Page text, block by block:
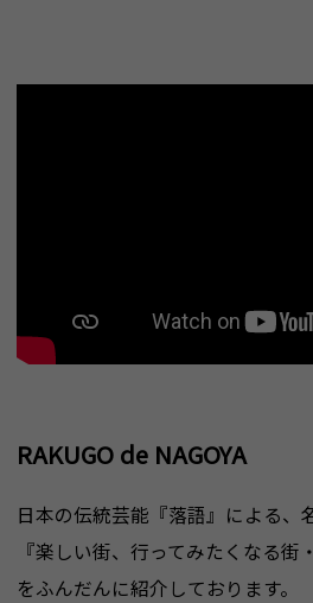
RAKUGO de NAGOYA
日本の伝統芸能『落語』による、
『楽しい街、行ってみたくなる街
をふんだんに紹介しております。